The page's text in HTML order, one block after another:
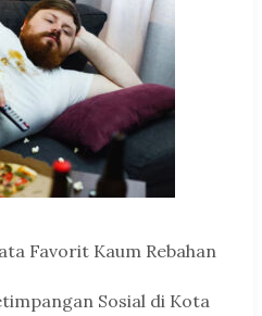
Favorit Kaum Rebahan
Sosial di Kota